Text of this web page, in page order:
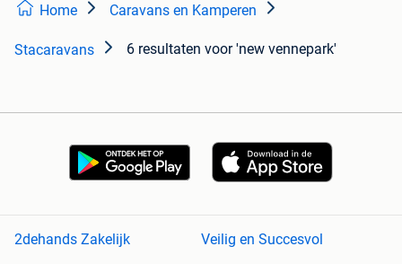
Home Caravans en Kamperen
Stacaravans 6 resultaten voor 'new vennepark'
2dehands Zakelijk
Veilig en Succesvol